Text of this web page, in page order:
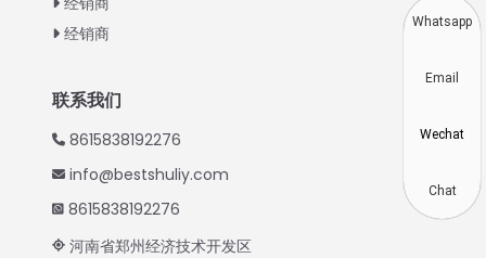
经销商
联系我们
8615838192276
info@bestshuliy.com
8615838192276
河南省郑州经济技术开发区
Vietnamese
Whatsapp
Email
Wechat
Chat